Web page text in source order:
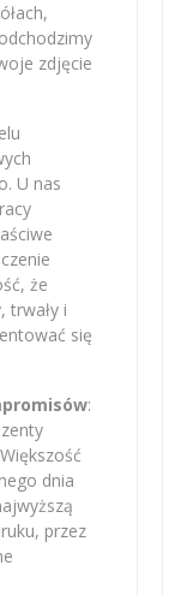
zdjęcie
U nas
że
trwały i
się
:
dnia
przez